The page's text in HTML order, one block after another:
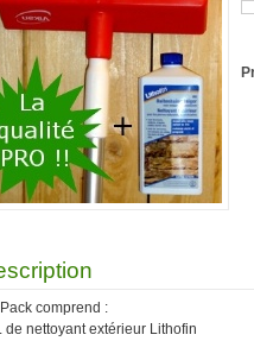
comprend :
de nettoyant extérieur Lithofin